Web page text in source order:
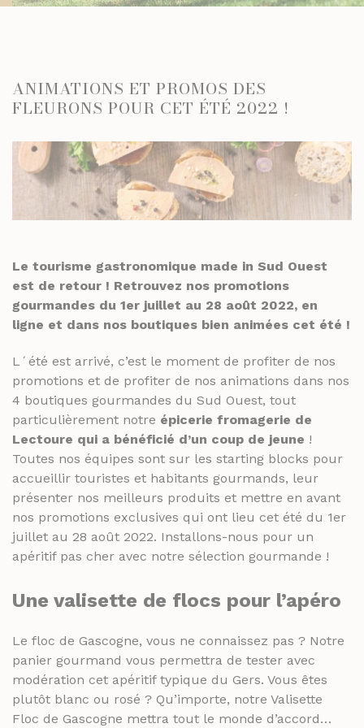
PLATS CUISINÉS
SELS, POIVRES ET ÉPICES
HUILES ET VINAIGRES
MOUTARDES
ÉPICERIE SUCRÉE
CHOCOLATS ET SPÉCIALITÉS
CONFITURES
DESSERTS
MIELS
PRUNEAUX
THÉS ET INFUSIONS
PANIERS GOURMANDS
MOINS DE 20€
ENTRE 20€ ET 50€
À commander et retirer en boutique
LA CAVE
APÉRITIFS
BISCUITS ET GÂTEAUX
CHOCOLATS ET SPÉCIALITÉS
CONFITURES
JUS ET SIROPS
MIELS
THÉS ET INFUSIONS
PANIERS GOURMANDS
MOINS DE 20€
ENTRE 20€ ET 50€
FROMAGERIE
À commander et retirer en boutique
LA CAVE
SPIRITUEUX & CHAMPAGNES
CHAMPAGNES
ANIMATIONS ET PROMOS DES
FLEURONS POUR CET ÉTÉ 2022 !
Le tourisme gastronomique made in Sud Ouest
est de retour ! Retrouvez nos promotions
gourmandes du 1er juillet au 28 août 2022, en
ligne et dans nos boutiques bien animées cet été !
L´été est arrivé, c’est le moment de profiter de nos
promotions et de profiter de nos animations dans nos
4 boutiques gourmandes du Sud Ouest, tout
particulièrement notre épicerie fromagerie de
Lectoure qui a bénéficié d’un coup de jeune !
Toutes nos équipes sont sur les starting blocks pour
accueillir touristes et habitants gourmands, leur
présenter nos meilleurs produits et mettre en avant
nos promotions exclusives qui ont lieu cet été du 1er
juillet au 28 août 2022. Installons-nous pour un
apéritif pas cher avec notre sélection gourmande !
Une valisette de flocs pour l’apéro
Le floc de Gascogne, vous ne connaissez pas ? Notre
panier gourmand vous permettra de tester avec
modération cet apéritif typique du Gers. Vous êtes
plutôt blanc ou rosé ? Qu’importe, notre Valisette
Floc de Gascogne mettra tout le monde d’accord…